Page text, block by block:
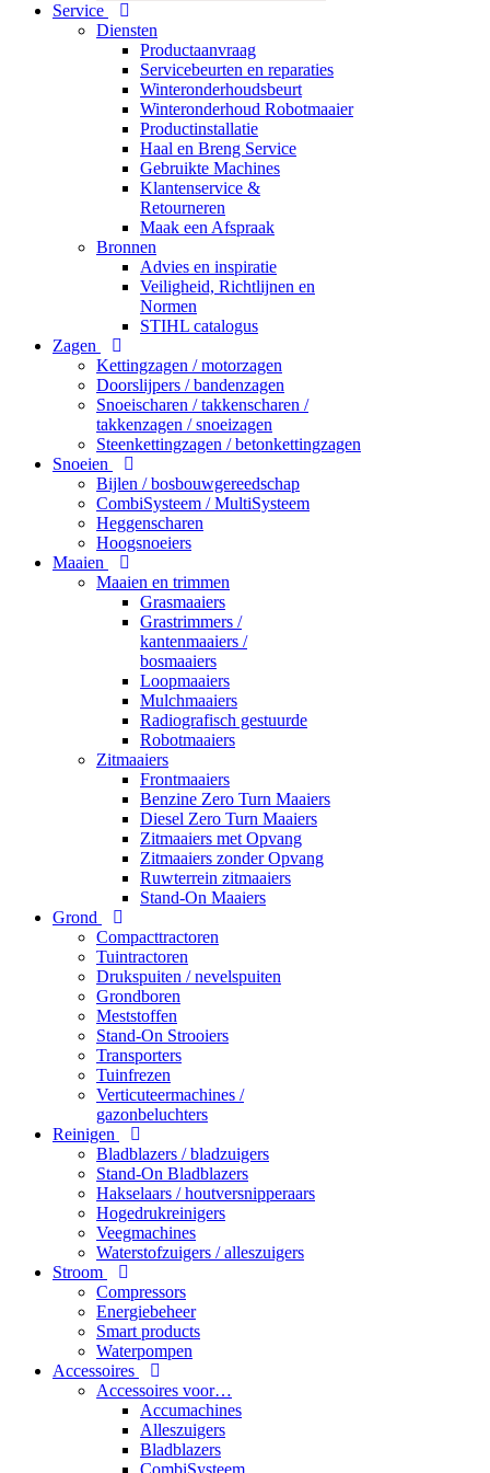
Service
Diensten
Productaanvraag
Servicebeurten en reparaties
Winteronderhoudsbeurt
Winteronderhoud Robotmaaier
Productinstallatie
Haal en Breng Service
Gebruikte Machines
Klantenservice &
Retourneren
Maak een Afspraak
Bronnen
Advies en inspiratie
Veiligheid, Richtlijnen en
Normen
STIHL catalogus
Zagen
Kettingzagen / motorzagen
Doorslijpers / bandenzagen
Snoeischaren / takkenscharen /
takkenzagen / snoeizagen
Steenkettingzagen / betonkettingzagen
Snoeien
Bijlen / bosbouwgereedschap
CombiSysteem / MultiSysteem
Heggenscharen
Hoogsnoeiers
Maaien
Maaien en trimmen
Grasmaaiers
Grastrimmers /
kantenmaaiers /
bosmaaiers
Loopmaaiers
Mulchmaaiers
Radiografisch gestuurde
Robotmaaiers
Zitmaaiers
Frontmaaiers
Benzine Zero Turn Maaiers
Diesel Zero Turn Maaiers
Zitmaaiers met Opvang
Zitmaaiers zonder Opvang
Ruwterrein zitmaaiers
Stand-On Maaiers
Grond
Compacttractoren
Tuintractoren
Drukspuiten / nevelspuiten
Grondboren
Meststoffen
Stand-On Strooiers
Transporters
Tuinfrezen
Verticuteermachines /
gazonbeluchters
Reinigen
Bladblazers / bladzuigers
Stand-On Bladblazers
Hakselaars / houtversnipperaars
Hogedrukreinigers
Veegmachines
Waterstofzuigers / alleszuigers
Stroom
Compressors
Energiebeheer
Smart products
Waterpompen
Accessoires
Accessoires voor…
Accumachines
Alleszuigers
Bladblazers
CombiSysteem